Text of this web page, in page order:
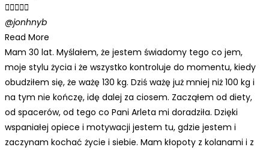

@jonhnyb
Read More
Mam 30 lat. Myślałem, że jestem świadomy tego co jem,
moje stylu życia i że wszystko kontroluje do momentu, kiedy
obudziłem się, że ważę 130 kg. Dziś ważę już mniej niż 100 kg i
na tym nie kończę, idę dalej za ciosem. Zacząłem od diety,
od spacerów, od tego co Pani Arleta mi doradziła. Dzięki
wspaniałej opiece i motywacji jestem tu, gdzie jestem i
zaczynam kochać życie i siebie. Mam kłopoty z kolanami i z